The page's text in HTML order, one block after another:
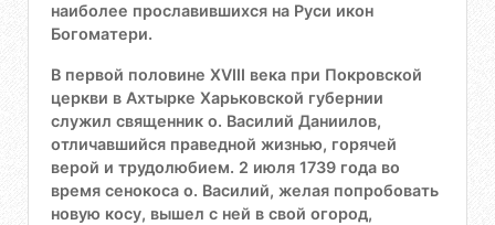
наиболее прославившихся на Руси икон
Богоматери.
В первой половине XVIII века при Покровской
церкви в Ахтырке Харьковской губернии
служил священник о. Василий Даниилов,
отличавшийся праведной жизнью, горячей
верой и трудолюбием. 2 июля 1739 года во
время сенокоса о. Василий, желая попробовать
новую косу, вышел с ней в свой огород,